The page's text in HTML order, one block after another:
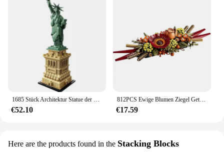
1685 Stück Architektur Statue der Freiheit große Sammlung Gebäude Set Modell Geschenk für Kinder und Erwachsene kompatibel
€52.10
812PCS Ewige Blumen Ziegel Getrocknete Blumen Bausteine Wand Dekoration Handwerk Set Erwachsene Spielzeug Geburtstag Geschenk Kompatibel 10314
€17.59
Here are the products found in the Stacking Blocks